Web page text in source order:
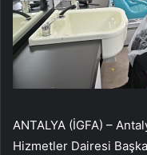
ANTALYA (İGFA) –
Hizmetler Dairesi